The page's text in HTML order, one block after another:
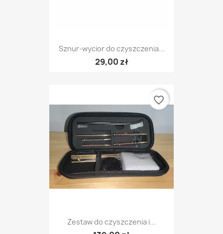
Sznur-wycior do czyszczenia...
29,00 zł
Zestaw do czyszczenia i...
favorite_border